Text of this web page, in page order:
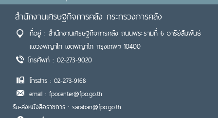
สำนักงานเศรษฐกิจการคลัง กระทรวงการคลัง
ที่อยู่ : สำนักงานเศรษฐกิจการคลัง ถนนพระรามที่ 6 อารีย์สัมพันธ์
แขวงพญาไท เขตพญาไท กรุงเทพฯ 10400
โทรศัพท์ : 02-273-9020
โทรสาร : 02-273-9168
email : fpocenter@fpo.go.th
รับ-ส่งหนังสือราชการ : saraban@fpo.go.th